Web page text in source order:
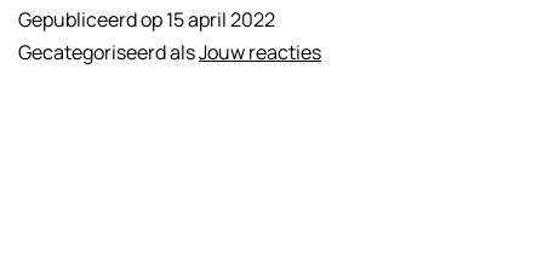
Gepubliceerd op15 april 2022
Gecategoriseerd alsJouw reacties